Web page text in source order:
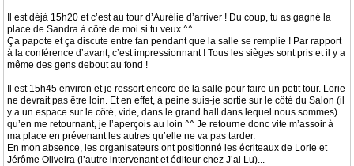
Il est déjà 15h20 et c’est au tour d’Aurélie d’arriver ! Du coup, tu as gagné la
place de Sandra à côté de moi si tu veux ^^
Ça papote et ça discute entre fan pendant que la salle se remplie ! Par rapport
à la conférence d’avant, c’est impressionnant ! Tous les sièges sont pris et il y a
même des gens debout au fond !
Il est 15h45 environ et je ressort encore de la salle pour faire un petit tour. Lorie
ne devrait pas être loin. Et en effet, à peine suis-je sortie sur le côté du Salon (il
y a un espace sur le côté, vide, dans le grand hall dans lequel nous sommes)
qu’en me retournant, je l’aperçois au loin ^^ Je retourne donc vite m’assoir à
ma place en prévenant les autres qu’elle ne va pas tarder.
En mon absence, les organisateurs ont positionné les écriteaux de Lorie et
Jérôme Oliveira (l’autre intervenant et éditeur chez J’ai Lu)...